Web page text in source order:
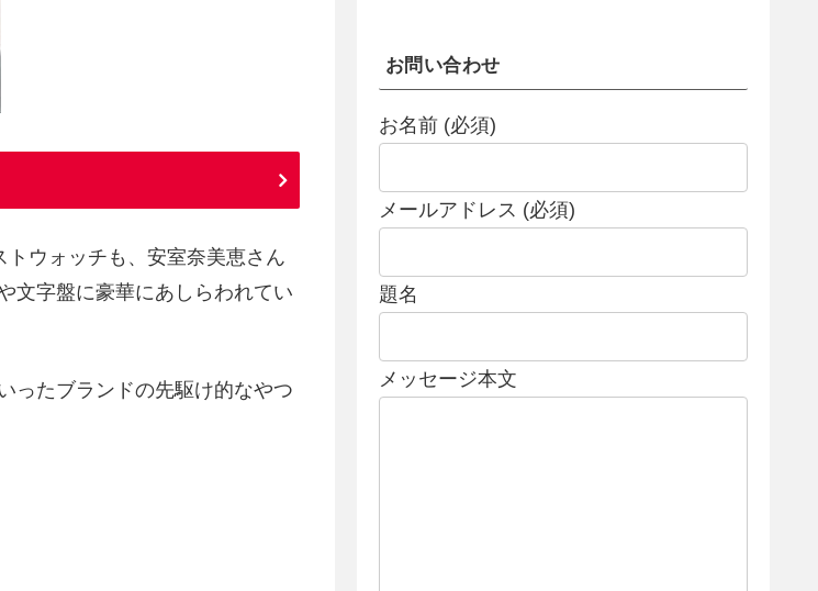
ウォッチも、安室奈美恵さん
文字盤に豪華にあしらわれてい
ったブランドの先駆け的なやつ
お問い合わせ
お名前 (必須)
メールアドレス (必須)
題名
メッセージ本文